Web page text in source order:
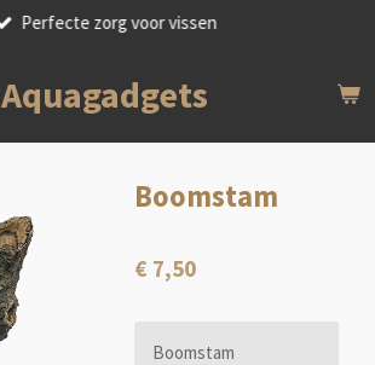
Perfecte zorg voor vissen
Aquagadgets
Boomstam
€ 7,50
Boomstam